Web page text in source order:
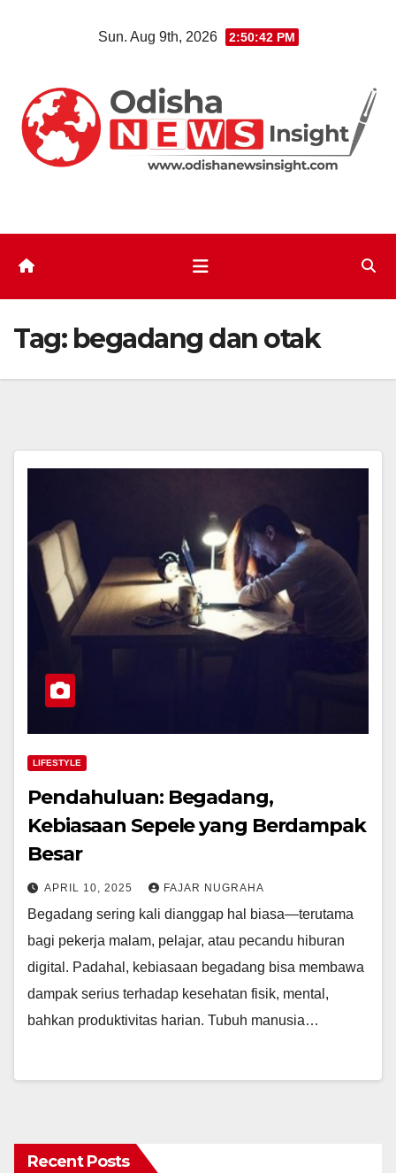
Sun. Aug 9th, 2026 2:50:42 PM
Tag: begadang dan otak
LIFESTYLE
Pendahuluan: Begadang,
Kebiasaan Sepele yang Berdampak
Besar
APRIL 10, 2025 FAJAR NUGRAHA
Begadang sering kali dianggap hal biasa—terutama
bagi pekerja malam, pelajar, atau pecandu hiburan
digital. Padahal, kebiasaan begadang bisa membawa
dampak serius terhadap kesehatan fisik, mental,
bahkan produktivitas harian. Tubuh manusia…
Recent Posts